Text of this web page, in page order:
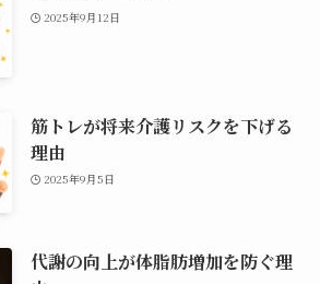
2025年9月12日
筋トレが将来介護リスクを下げる
理由
2025年9月5日
代謝の向上が体脂肪増加を防ぐ理